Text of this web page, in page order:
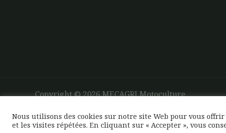
Copyright © 2026 MECAGRI Motoculture
Nous utilisons des cookies sur notre site Web pour vous
et les visites répétées. En cliquant sur « Accepter », vous